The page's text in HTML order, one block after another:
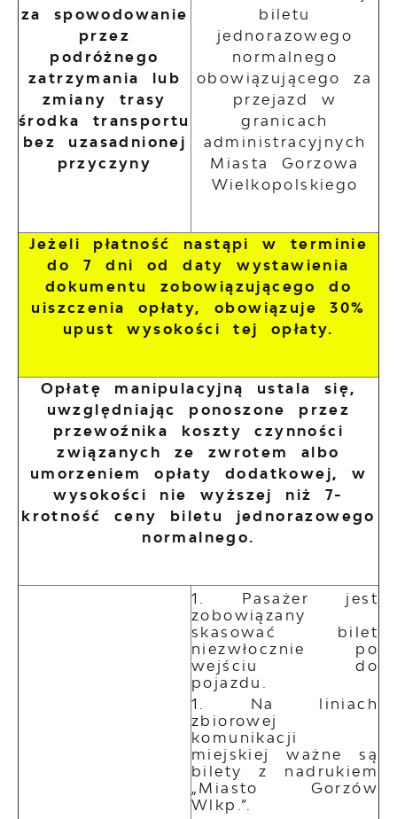
za spowodowanie
przez
podróżnego
zatrzymania lub
zmiany trasy
środka transportu
bez uzasadnionej
przyczyny
biletu
jednorazowego
normalnego
obowiązującego za
przejazd w
granicach
administracyjnych
Miasta Gorzowa
Wielkopolskiego
Jeżeli płatność nastąpi w terminie
do 7 dni od daty wystawienia
dokumentu zobowiązującego do
uiszczenia opłaty, obowiązuje 30%
upust wysokości tej opłaty.
Opłatę manipulacyjną ustala się,
uwzględniając ponoszone przez
przewoźnika koszty czynności
związanych ze zwrotem albo
umorzeniem opłaty dodatkowej, w
wysokości nie wyższej niż 7-
krotność ceny biletu jednorazowego
normalnego.
Pasażer jest
zobowiązany
skasować bilet
niezwłocznie po
wejściu do
pojazdu.
Na liniach
zbiorowej
komunikacji
miejskiej ważne są
bilety z nadrukiem
„Miasto Gorzów
Wlkp.”.